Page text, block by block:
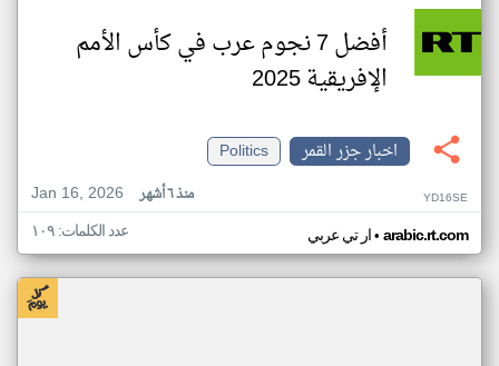
أفضل 7 نجوم عرب في كأس الأمم
الإفريقية 2025
اخبار جزر القمر
Politics
Jan 16, 2026
منذ ٦ أشهر YD16SE
ار تي عربي• arabic.rt.com عدد الكلمات: ١٠٩